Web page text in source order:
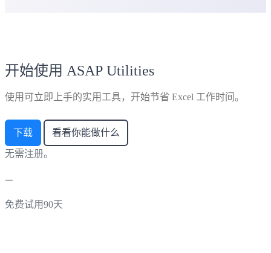
开始使用 ASAP Utilities
使用可立即上手的实用工具，开始节省 Excel 工作时间。
下载 看看你能做什么
无需注册。
免费试用90天